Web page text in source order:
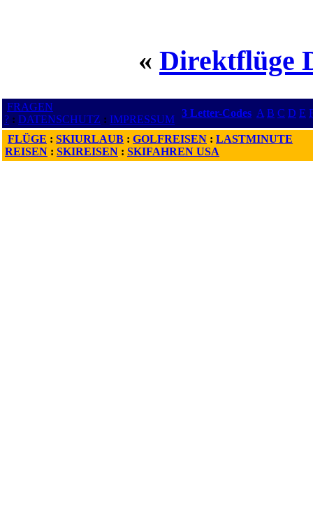
« Direktflüge
FRAGEN
? : DATENSCHUTZ : IMPRESSUM
3 Letter-Codes A B C D E
FLÜGE : SKIURLAUB : GOLFREISEN : LASTMINUTE
REISEN : SKIREISEN : SKIFAHREN USA